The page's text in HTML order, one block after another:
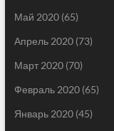
Май 2020(65)
Апрель 2020(73)
Март 2020(70)
Февраль 2020(65)
Январь 2020(45)